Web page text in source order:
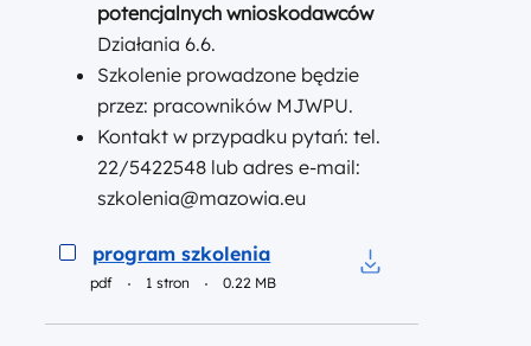
potencjalnych wnioskodawców
Działania 6.6.
Szkolenie prowadzone będzie
przez: pracowników MJWPU.
Kontakt w przypadku pytań: tel.
22/5422548 lub adres e-mail:
szkolenia@mazowia.eu
Podgląd
program szkolenia
pdf 1 stron 0.22 MB